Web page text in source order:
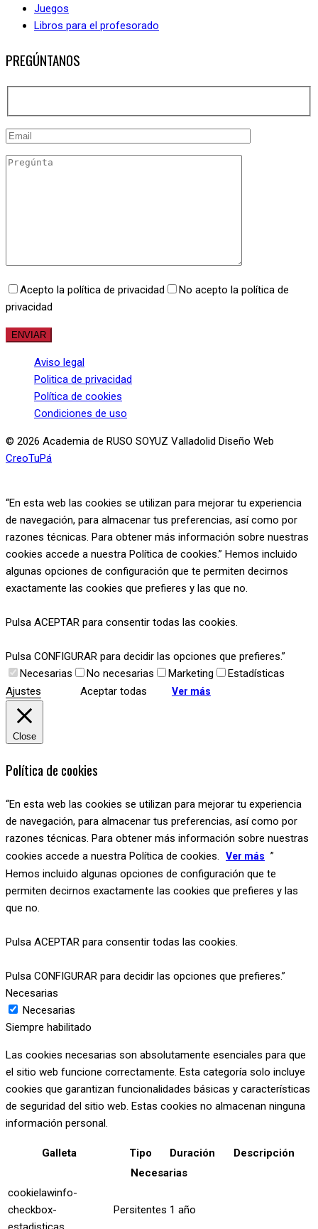
Juegos
Libros para el profesorado
PREGÚNTANOS
Acepto la política de privacidad
No acepto la política de
privacidad
Aviso legal
Politica de privacidad
Política de cookies
Condiciones de uso
© 2026 Academia de RUSO SOYUZ Valladolid Diseño Web
CreoTuPá
“En esta web las cookies se utilizan para mejorar tu experiencia
de navegación, para almacenar tus preferencias, así como por
razones técnicas. Para obtener más información sobre nuestras
cookies accede a nuestra Política de cookies.” Hemos incluido
algunas opciones de configuración que te permiten decirnos
exactamente las cookies que prefieres y las que no.
Pulsa ACEPTAR para consentir todas las cookies.
Pulsa CONFIGURAR para decidir las opciones que prefieres.”
Necesarias
No necesarias Marketing
Estadísticas
Ajustes
Aceptar todas Ver más
Close
Política de cookies
“En esta web las cookies se utilizan para mejorar tu experiencia
de navegación, para almacenar tus preferencias, así como por
razones técnicas. Para obtener más información sobre nuestras
cookies accede a nuestra Política de cookies.
Ver más ”
Hemos incluido algunas opciones de configuración que te
permiten decirnos exactamente las cookies que prefieres y las
que no.
Pulsa ACEPTAR para consentir todas las cookies.
Pulsa CONFIGURAR para decidir las opciones que prefieres.”
Necesarias
Necesarias
Siempre habilitado
Las cookies necesarias son absolutamente esenciales para que
el sitio web funcione correctamente. Esta categoría solo incluye
cookies que garantizan funcionalidades básicas y características
de seguridad del sitio web. Estas cookies no almacenan ninguna
información personal.
Galleta Tipo Duración
Descripción
Necesarias
cookielawinfo-
checkbox-
Persitentes 1 año